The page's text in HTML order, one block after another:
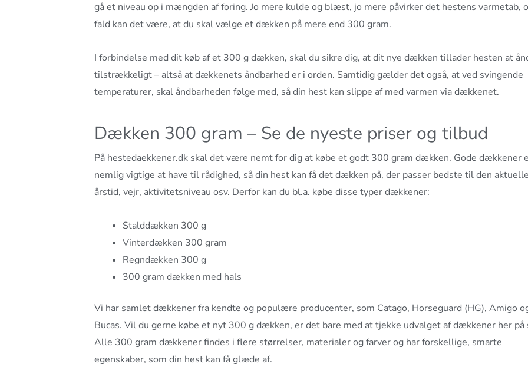
gå et niveau op i mængden af foring. Jo mere kulde og blæst, jo mere påvirker det hestens varmetab,
fald kan det være, at du skal vælge et dækken på mere end 300 gram.
I forbindelse med dit køb af et 300 g dækken, skal du sikre dig, at dit nye dækken tillader hesten at
tilstrækkeligt – altså at dækkenets åndbarhed er i orden. Samtidig gælder det også, at ved svingende
temperaturer, skal åndbarheden følge med, så din hest kan slippe af med varmen via dækkenet.
Dækken 300 gram – Se de nyeste priser og tilbud
På hestedaekkener.dk skal det være nemt for dig at købe et godt 300 gram dækken. Gode dækkener
nemlig vigtige at have til rådighed, så din hest kan få det dækken på, der passer bedste til den aktuelle
årstid, vejr, aktivitetsniveau osv. Derfor kan du bl.a. købe disse typer dækkener:
Stalddækken 300 g
Vinterdækken 300 gram
Regndækken 300 g
300 gram dækken med hals
Vi har samlet dækkener fra kendte og populære producenter, som Catago, Horseguard (HG), Amigo
Bucas. Vil du gerne købe et nyt 300 g dækken, er det bare med at tjekke udvalget af dækkener her på
Alle 300 gram dækkener findes i flere størrelser, materialer og farver og har forskellige, smarte
egenskaber, som din hest kan få glæde af.